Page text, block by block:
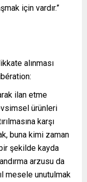
için vardır.”
alınması
ilan etme
ürünleri
karşı
buna kimi zaman
şekilde kayda
arzusu da
mesele unutulmak